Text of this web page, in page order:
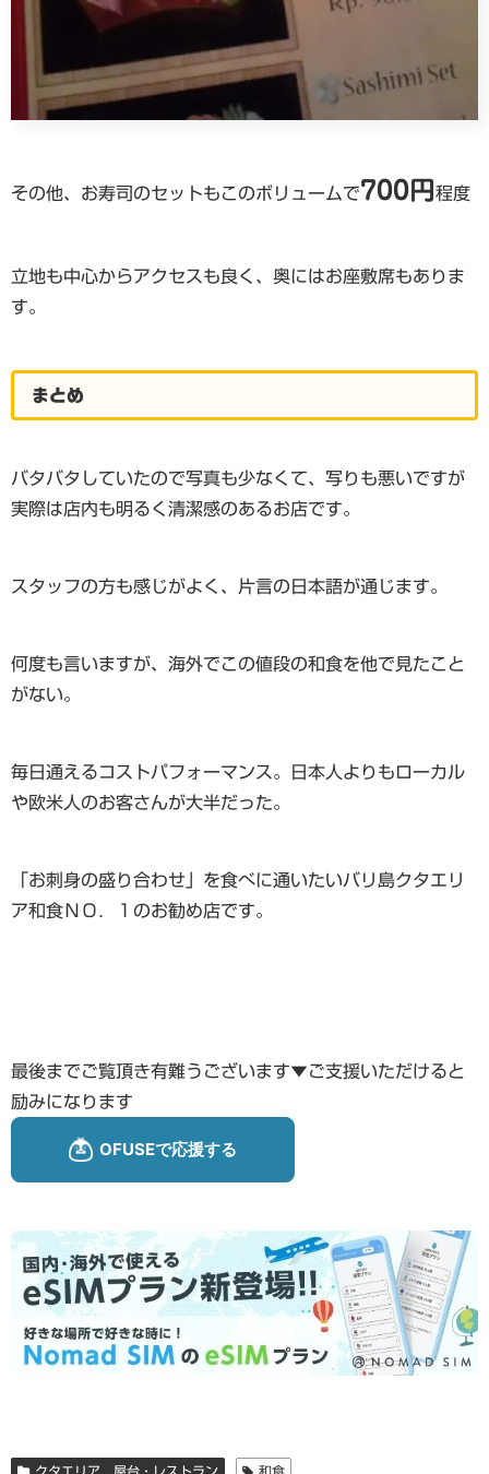
その他、お寿司のセットもこのボリュームで700円 程度
立地も中心からアクセスも良く、奥にはお座敷席もありま
す。
まとめ
バタバタしていたので写真も少なくて、写りも悪いですが
実際は店内も明るく清潔感のあるお店です。
スタッフの方も感じがよく、片言の日本語が通じます。
何度も言いますが、海外でこの値段の和食を他で見たこと
がない。
毎日通えるコストパフォーマンス。日本人よりもローカル
や欧米人のお客さんが大半だった。
「お刺身の盛り合わせ」を食べに通いたいバリ島クタエリ
ア和食ＮＯ．１のお勧め店です。
最後までご覧頂き有難うございます▼ご支援いただけると
励みになります
クタエリア 屋台・レストラン 和食